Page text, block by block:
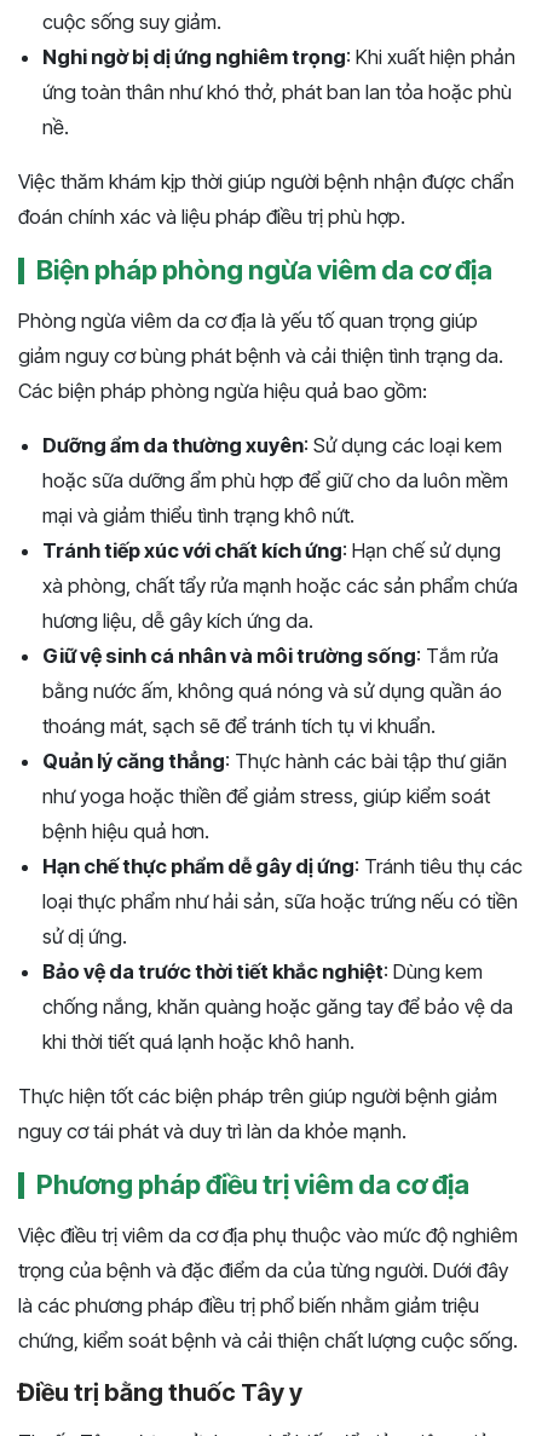
cuộc sống suy giảm.
Nghi ngờ bị dị ứng nghiêm trọng: Khi xuất hiện phản
ứng toàn thân như khó thở, phát ban lan tỏa hoặc phù
nề.
Việc thăm khám kịp thời giúp người bệnh nhận được chẩn
đoán chính xác và liệu pháp điều trị phù hợp​​​.
Biện pháp phòng ngừa viêm da cơ địa
Phòng ngừa viêm da cơ địa là yếu tố quan trọng giúp
giảm nguy cơ bùng phát bệnh và cải thiện tình trạng da.
Các biện pháp phòng ngừa hiệu quả bao gồm:
Dưỡng ẩm da thường xuyên: Sử dụng các loại kem
hoặc sữa dưỡng ẩm phù hợp để giữ cho da luôn mềm
mại và giảm thiểu tình trạng khô nứt.
Tránh tiếp xúc với chất kích ứng: Hạn chế sử dụng
xà phòng, chất tẩy rửa mạnh hoặc các sản phẩm chứa
hương liệu, dễ gây kích ứng da.
Giữ vệ sinh cá nhân và môi trường sống: Tắm rửa
bằng nước ấm, không quá nóng và sử dụng quần áo
thoáng mát, sạch sẽ để tránh tích tụ vi khuẩn.
Quản lý căng thẳng: Thực hành các bài tập thư giãn
như yoga hoặc thiền để giảm stress, giúp kiểm soát
bệnh hiệu quả hơn.
Hạn chế thực phẩm dễ gây dị ứng: Tránh tiêu thụ các
loại thực phẩm như hải sản, sữa hoặc trứng nếu có tiền
sử dị ứng.
Bảo vệ da trước thời tiết khắc nghiệt: Dùng kem
chống nắng, khăn quàng hoặc găng tay để bảo vệ da
khi thời tiết quá lạnh hoặc khô hanh.
Thực hiện tốt các biện pháp trên giúp người bệnh giảm
nguy cơ tái phát và duy trì làn da khỏe mạnh​​​.
Phương pháp điều trị viêm da cơ địa
Việc điều trị viêm da cơ địa phụ thuộc vào mức độ nghiêm
trọng của bệnh và đặc điểm da của từng người. Dưới đây
là các phương pháp điều trị phổ biến nhằm giảm triệu
chứng, kiểm soát bệnh và cải thiện chất lượng cuộc sống.
Điều trị bằng thuốc Tây y